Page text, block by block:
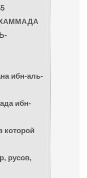
ибн-аль-
ибн-
которой
русов,